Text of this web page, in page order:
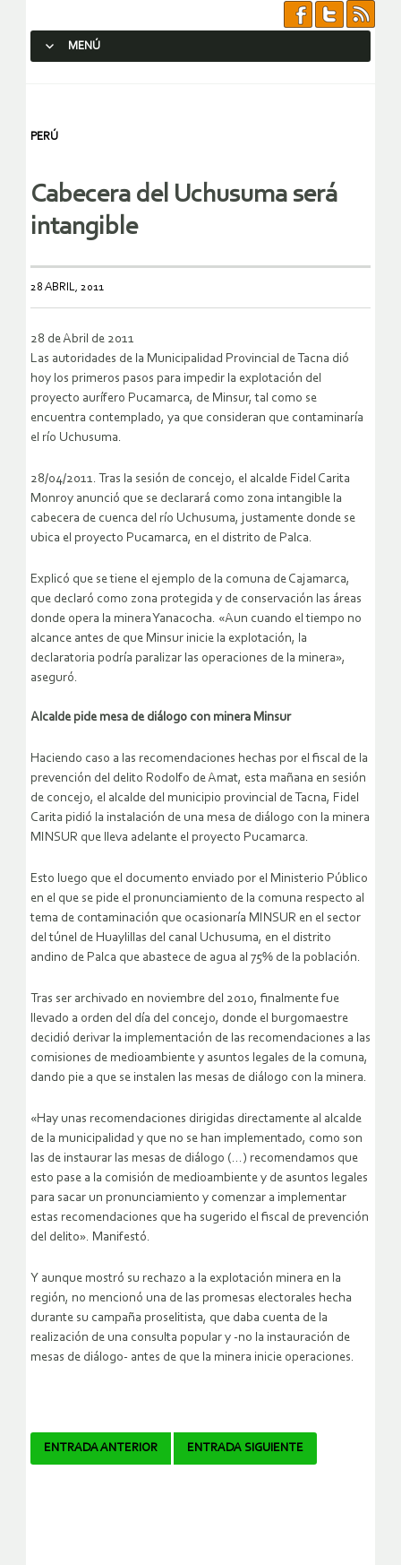
MENÚ
PERÚ
Cabecera del Uchusuma será
intangible
28 ABRIL, 2011
28 de Abril de 2011
Las autoridades de la Municipalidad Provincial de Tacna dió
hoy los primeros pasos para impedir la explotación del
proyecto aurífero Pucamarca, de Minsur, tal como se
encuentra contemplado, ya que consideran que contaminaría
el río Uchusuma.
28/04/2011. Tras la sesión de concejo, el alcalde Fidel Carita
Monroy anunció que se declarará como zona intangible la
cabecera de cuenca del río Uchusuma, justamente donde se
ubica el proyecto Pucamarca, en el distrito de Palca.
Explicó que se tiene el ejemplo de la comuna de Cajamarca,
que declaró como zona protegida y de conservación las áreas
donde opera la minera Yanacocha. «Aun cuando el tiempo no
alcance antes de que Minsur inicie la explotación, la
declaratoria podría paralizar las operaciones de la minera»,
aseguró.
Alcalde pide mesa de diálogo con minera Minsur
Haciendo caso a las recomendaciones hechas por el fiscal de la
prevención del delito Rodolfo de Amat, esta mañana en sesión
de concejo, el alcalde del municipio provincial de Tacna, Fidel
Carita pidió la instalación de una mesa de diálogo con la minera
MINSUR que lleva adelante el proyecto Pucamarca.
Esto luego que el documento enviado por el Ministerio Público
en el que se pide el pronunciamiento de la comuna respecto al
tema de contaminación que ocasionaría MINSUR en el sector
del túnel de Huaylillas del canal Uchusuma, en el distrito
andino de Palca que abastece de agua al 75% de la población.
Tras ser archivado en noviembre del 2010, finalmente fue
llevado a orden del día del concejo, donde el burgomaestre
decidió derivar la implementación de las recomendaciones a las
comisiones de medioambiente y asuntos legales de la comuna,
dando pie a que se instalen las mesas de diálogo con la minera.
«Hay unas recomendaciones dirigidas directamente al alcalde
de la municipalidad y que no se han implementado, como son
las de instaurar las mesas de diálogo (…) recomendamos que
esto pase a la comisión de medioambiente y de asuntos legales
para sacar un pronunciamiento y comenzar a implementar
estas recomendaciones que ha sugerido el fiscal de prevención
del delito». Manifestó.
Y aunque mostró su rechazo a la explotación minera en la
región, no mencionó una de las promesas electorales hecha
durante su campaña proselitista, que daba cuenta de la
realización de una consulta popular y -no la instauración de
mesas de diálogo- antes de que la minera inicie operaciones.
Navegador
ENTRADA ANTERIOR ENTRADA SIGUIENTE